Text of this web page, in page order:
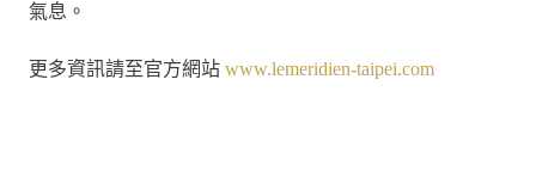
氣息。
更多資訊請至官方網站 www.lemeridien-taipei.com